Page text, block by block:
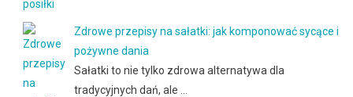
Zdrowe przepisy na sałatki: jak komponować sycące i
pożywne dania
Sałatki to nie tylko zdrowa alternatywa dla
tradycyjnych dań, ale …